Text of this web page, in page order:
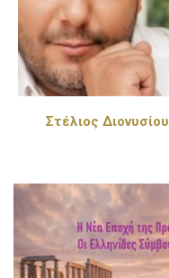
Στέλιος Διονυσίου